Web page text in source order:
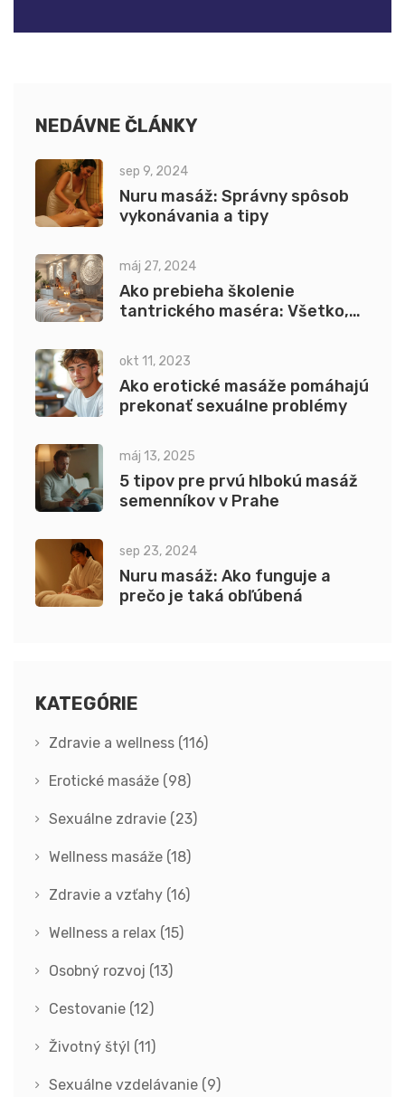
NEDÁVNE ČLÁNKY
sep 9, 2024
Nuru masáž: Správny spôsob
vykonávania a tipy
máj 27, 2024
Ako prebieha školenie
tantrického maséra: Všetko,
okt 11, 2023
Ako erotické masáže pomáhajú
prekonať sexuálne problémy
máj 13, 2025
5 tipov pre prvú hlbokú masáž
semenníkov v Prahe
sep 23, 2024
Nuru masáž: Ako funguje a
prečo je taká obľúbená
KATEGÓRIE
Zdravie a wellness (116)
Erotické masáže (98)
Sexuálne zdravie (23)
Wellness masáže (18)
Zdravie a vzťahy (16)
Wellness a relax (15)
Osobný rozvoj (13)
Cestovanie (12)
Životný štýl (11)
Sexuálne vzdelávanie (9)